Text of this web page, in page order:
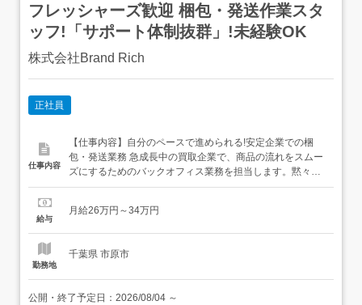
フレッシャーズ歓迎 梱包・発送作業スタ
ッフ!「サポート体制抜群」!未経験OK
株式会社Brand Rich
正社員
仕事内容
【仕事内容】自分のペースで進められる!安定企業での梱
包・発送業務 急成長中の買取企業で、商品の流れをスムー
ズにするためのバックオフィス業務を担当します。黙々と
作業に集中できるため、一つのことにじっくり取り組むの
指示データに基づいた商品のピッキング、および確実な梱
給与
月給26万円～34万円
勤務地
千葉県 市原市
公開・終了予定日： 2026/08/04 ～